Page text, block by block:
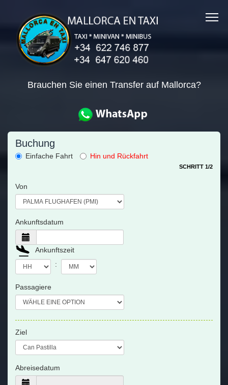
Brauchen Sie einen Transfer auf Mallorca?
Buchung
Einfache Fahrt Hin und Rückfahrt
SCHRITT 1/2
Von
Ankunftsdatum
Ankunftszeit
:
Passagiere
Ziel
Abreisedatum